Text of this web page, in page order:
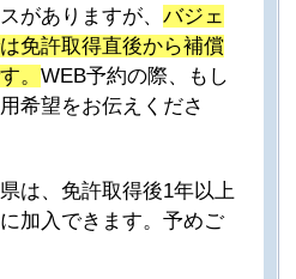
がありますが、バジェ
免許取得直後から補償
。WEB予約の際、もし
希望をお伝えくださ
は、免許取得後1年以上
加入できます。予めご